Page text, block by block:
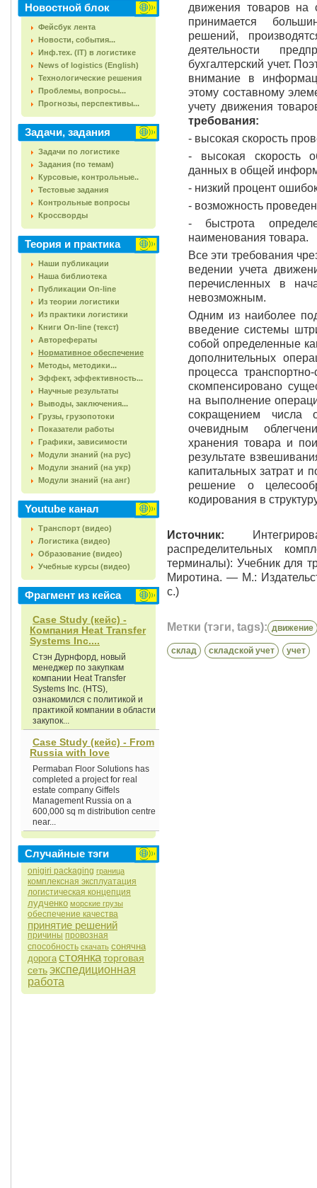
Новостной блок
Фейсбук лента
Новости, события...
Инф.тех. (IT) в логистике
News of logistics (English)
Технологические решения
Проблемы, вопросы...
Прогнозы, перспективы...
Задачи, задания
Задачи по логистике
Задания (по темам)
Курсовые, контрольные..
Тестовые задания
Контрольные вопросы
Кроссворды
Теория и практика
Наши публикации
Наша библиотека
Публикации On-line
Из теории логистики
Из практики логистики
Книги On-line (текст)
Авторефераты
Нормативное обеспечение
Методы, методики...
Эффект, эффективность...
Научные результаты
Выводы, заключения...
Грузы, грузопотоки
Показатели работы
Графики, зависимости
Модули знаний (на рус)
Модули знаний (на укр)
Модули знаний (на анг)
Youtube канал
Транспорт (видео)
Логистика (видео)
Образование (видео)
Учебные курсы (видео)
Фрагмент из кейса
Case Study (кейс) -
Компания Heat Transfer
Systems Inc....
Стэн Дурнфорд, новый
менеджер по закупкам
компании Heat Transfer
Systems Inc. (HTS),
ознакомился с политикой и
практикой компании в области
закупок...
Case Study (кейс) - From
Russia with love
Permaban Floor Solutions has
completed a project for real
estate company Giffels
Management Russia on a
600,000 sq m distribution centre
near...
Случайные тэги
onigiri packaging граница
комплексная эксплуатация
логистическая концепция
лудченко морские грузы
обеспечение качества
принятие решений
причины провозная
способность скачать сонячна
дорога стоянкаторговая
сетьэкспедиционная
работа
движения товаров на
принимается
решений,
деятельности
бухгалтерский учет.
внимание в
этому составному
учету движения
требования:
- высокая скорость
- высокая скорость
данных в общей
- низкий процент
- возможность
- быстрота
наименования товара.
Все эти требования
ведении учета
перечисленных в
невозможным.
Одним из наиболее
введение системы
собой определенные
дополнительных
процесса
скомпенсировано
на выполнение
сокращением числа
очевидным
хранения товара и
результате
капитальных затрат и
решение о
кодирования в
Источник:
распределительных
терминалы): Учебник для
Миротина. — М.:
с.)
Метки (тэги, tags): движение
склад складской учет учет